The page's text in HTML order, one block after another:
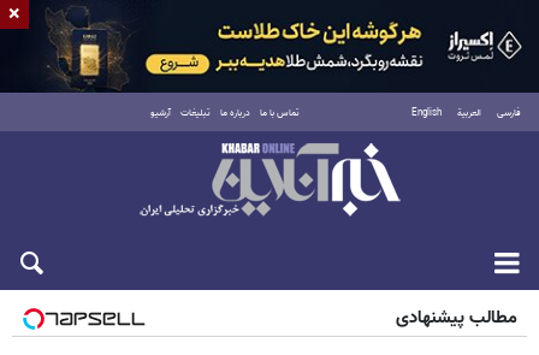
فارسی العربية English تماس با ما درباره ما تبلیغات آرشیو
شنبه ۱۷ مرداد ۱۴۰۵
مطالب پیشنهادی
×